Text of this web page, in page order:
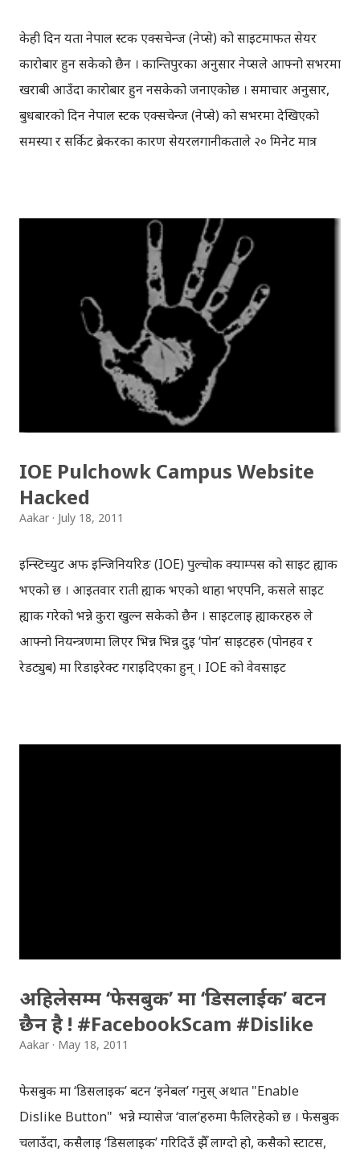
केही दिन यता नेपाल स्टक एक्सचेन्ज (नेप्से) को साइटमार्फत सेयर
कारोबार हुन सकेको छैन । कान्तिपुरका अनुसार नेप्सले आफ्नो सर्भरमा
खराबी आउँदा कारोबार हुन नसकेको जनाएकोछ । समाचार अनुसार,
बुधबारको दिन नेपाल स्टक एक्सचेन्ज (नेप्से) को सर्भरमा देखिएको
समस्या र सर्किट ब्रेकरका कारण सेयरलगानीकर्ताले २० मिनेट मात्र
(Anonymous Hackers) हरुको समूहले भने, नेप्सेको साइटलाई
आफूहरुले आक्रमण गरेको दावी गरेकाछन् । पेस्टविनमा जारी गरिएको
विज्ञप्तिमा आफूहरुले ५ दिन देखि निरन्तर नेप्सेको साइटमा ‘DDoS’
(कम्प्युटरबाट एकैपटक सर्भरमा हजारौँ रिक्वेष्ट पठाएर गरिने आक्रमण)
गरिरहेको बताएकाछन् । पैसाको लागि पैसाको कारोबार गर्नु जुवा खेल्नु
हो र यसले सम्पन्नलाई मात्र पक्षपोषण गर्ने भन्दै, धनि अझै धनि भइरहने
र गरिब झनै गरिब भइरहने कारण नेप्सेको साइटमा आक्रमण गरेको
जनाएकाछन् । नेप्सेको सर्भरमा खराबी नआइ, आफूहरुले नै नेप्सेको
साइटमाथि आक्रमण गरेको दावी अज्ञात समूहले गरेको छ । पे...
IOE Pulchowk Campus Website
Hacked
Aakar July 18, 2011
इन्स्टिच्युट अफ इन्जिनियरिङ (IOE) पुल्चोक क्याम्पस को साइट ह्याक
भएको छ । आइतवार राती ह्याक भएको थाहा भएपनि, कसले साइट
ह्याक गरेको भन्ने कुरा खुल्न सकेको छैन । साइटलाई ह्याकरहरु ले
आफ्नो नियन्त्रणमा लिएर भिन्न भिन्न दुइ ‘पोर्न’ साइटहरु (पोर्नहव र
रेडट्युब) मा रिडाइरेक्ट गराइदिएका हुन् । IOE को वेवसाइट
साइटमा कोही छिरेर भन्दा पनि, साइटको कन्ट्रोल प्यानल नै ह्याक गरेर
अहिलेसम्म ‘फेसबुक’ मा ‘डिसलाईक’ बटन
छैन है ! #FacebookScam #Dislike
Aakar May 18, 2011
फेसबुक मा ‘डिसलाईक’ बटन ‘इनेबल’ गर्नुस् अर्थात "Enable
Dislike Button" भन्ने म्यासेज ‘वाल’हरुमा फैलिरहेको छ । फेसबुक
चलाउँदा, कसैलाई ‘डिसलाइक’ गरिदिउँ झैँ लाग्दो हो, कसैको स्टाटस,